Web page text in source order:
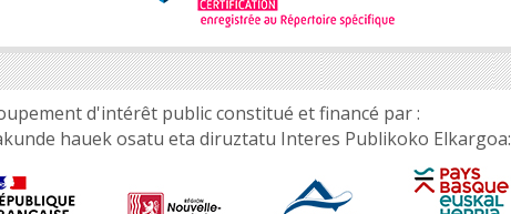
d'intérêt public constitué et financé par :
hauek osatu eta diruztatu Interes Publikoko Elkargoa: